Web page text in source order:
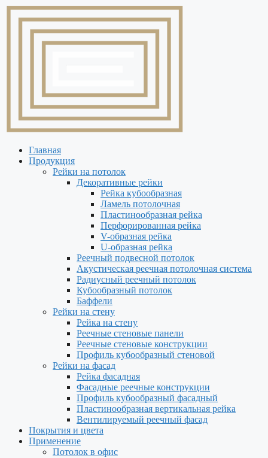
Перейти
содержимому
Главная
Продукция
Рейки на потолок
Декоративные рейки
Рейка кубообразная
Ламель потолочная
Пластинообразная рейка
Перфорированная рейка
V-образная рейка
U-образная рейка
Реечный подвесной потолок
Акустическая реечная потолочная система
Радиусный реечный потолок
Кубообразный потолок
Баффели
Рейки на стену
Рейка на стену
Реечные стеновые панели
Реечные стеновые конструкции
Профиль кубообразный стеновой
Рейки на фасад
Рейка фасадная
Фасадные реечные конструкции
Профиль кубообразный фасадный
Пластинообразная вертикальная рейка
Вентилируемый реечный фасад
Покрытия и цвета
Применение
Потолок в офис